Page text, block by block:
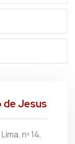
de Jesus
nº 14,